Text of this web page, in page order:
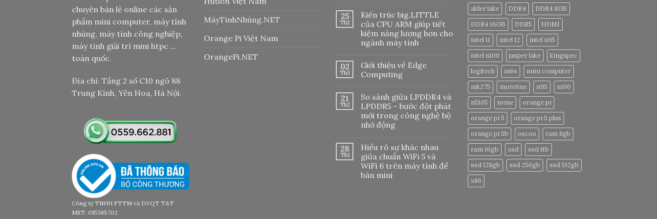
chuyên bán lẻ online các sản
phẩm mini computer, máy tính
nhúng, máy tính công nghiệp,
máy tính giải trí mini htpc ...
toàn quốc.
Địa chỉ: Tầng 2 số C10 ngõ 88
Trung Kính, Yên Hoa, Hà Nội.
Công ty TNHH PTTM và DVQT T&T
MST: 015385702
MáyTínhNhúng.NET
Orange Pi Việt Nam
OrangePi.NET
bình
luận
ở
Cài
Cloudflare
điều
hướng
tên
máy
chủ
local
25
Th2
Kiến trúc big.LITTLE
của CPU ARM giúp tiết
kiệm năng lượng hơn cho
ngành máy tính
bình
luận
ở
big.LITTLE
của
CPU
ARM
giúp
tiết
lượng
hơn
cho
ngành
máy
tính
02
Th3
Giới thiệu về Edge
Computing
bình
luận
ở
Giới
thiệu
về
21
Th2
So sánh giữa LPDDR4 và
LPDDR5 – bước đột phát
mới trong công nghệ bộ
nhớ động
bình
luận
ở
So
sánh
giữa
28
Th1
Hiểu rõ sự khác nhau
giữa chuẩn WiFi 5 và
WiFi 6 trên máy tính để
bàn mini
alder lake DDR4
DDR4 8GB
DDR4 16GB
DDR5
HDMI
intel 11
intel 12
intel n95
intel n100
jasper lake
kingspec
logitech
m6s
mini computer
mk275
morefine n95
n100
n5105
nvme
orange pi
orange pi 5
orange pi 5 plus
orange pi 5b
oscoo
ram 8gb
ram 16gb
ssd
ssd 1tb
ssd 128gb
ssd 256gb
ssd 512gb
x86